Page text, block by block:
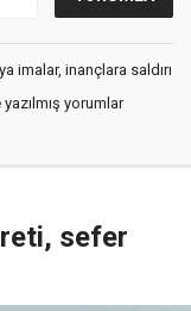
imalar, inançlara saldırı
yorumlar
sefer